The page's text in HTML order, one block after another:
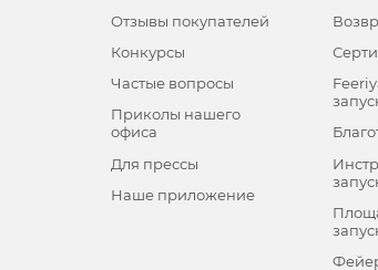
Отзывы покупателей
Конкурсы
Частые вопросы
Приколы нашего
офиса
Для прессы
Наше приложение